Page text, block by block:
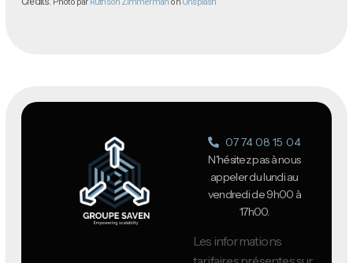
07 74 08 15 04
N'hésitez pas à nous
appeler du lundi au
vendredi de 9h00 à
17h00.
Les informations